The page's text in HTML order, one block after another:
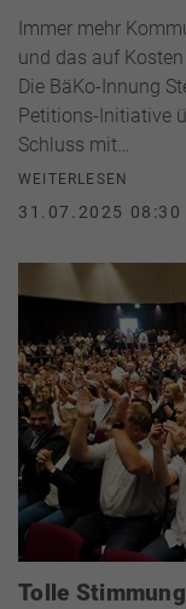
Immer mehr
und das auf
Die BäKo-Innung
Petitions-Initiative
Schluss mit…
WEITERLESEN
31.07.2025 08:30
Tolle